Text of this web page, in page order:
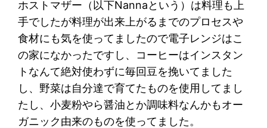
ホストマザー（以下Nannaという）は料理も上
手でしたが料理が出来上がるまでのプロセスや
食材にも気を使ってましたので電子レンジはこ
の家になかったですし、コーヒーはインスタン
トなんて絶対使わずに毎回豆を挽いてました
し、野菜は自分達で育てたものを使用してまし
たし、小麦粉やら醤油とか調味料なんかもオー
ガニック由来のものを使ってました。